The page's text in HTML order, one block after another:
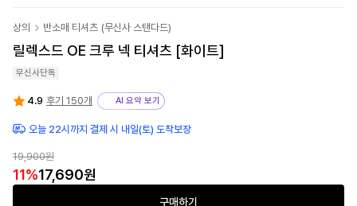
상의 반소매 티셔츠 (무신사 스탠다드)
릴렉스드 OE 크루 넥 티셔츠 [화이트]
무신사단독
4.9 후기 150개 AI 요약 보기
오늘 22시까지 결제 시 내일(토) 도착보장
19,900원
11%17,690원
구매하기